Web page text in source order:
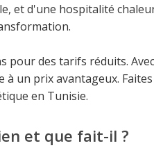
et d'une hospitalité
pour des tarifs réduits.
un prix avantageux.
en Tunisie.
et que fait-il ?